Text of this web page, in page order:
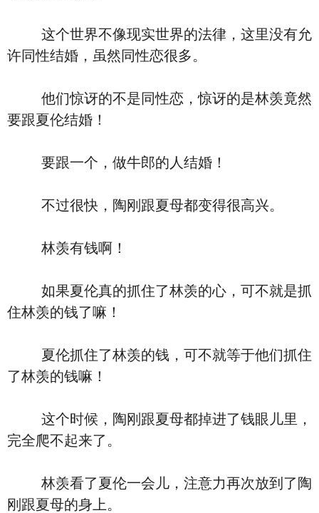
这个世界不像现实世界的法律，这里没有允
许同性结婚，虽然同性恋很多。
他们惊讶的不是同性恋，惊讶的是林羡竟然
要跟夏伦结婚！
要跟一个，做牛郎的人结婚！
不过很快，陶刚跟夏母都变得很高兴。
林羡有钱啊！
如果夏伦真的抓住了林羡的心，可不就是抓
住林羡的钱了嘛！
夏伦抓住了林羡的钱，可不就等于他们抓住
了林羡的钱嘛！
这个时候，陶刚跟夏母都掉进了钱眼儿里，
完全爬不起来了。
林羡看了夏伦一会儿，注意力再次放到了陶
刚跟夏母的身上。